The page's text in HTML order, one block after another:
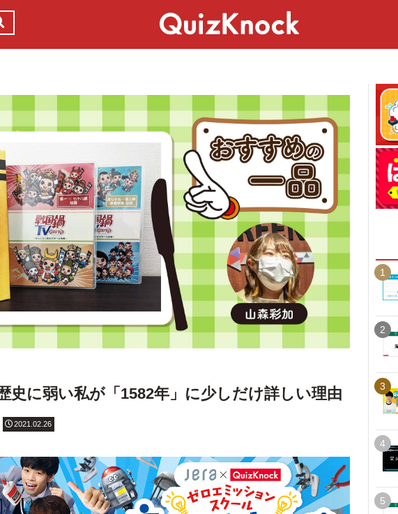
史に弱い私が「1582年」に少しだけ詳しい理由
2021.02.26
1
2
3
4
5